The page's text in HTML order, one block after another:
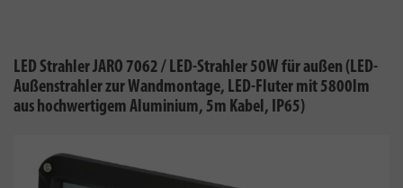
LED Strahler JARO 7062 / LED-Strahler 50W für außen (LED-
Außenstrahler zur Wandmontage, LED-Fluter mit 5800lm
aus hochwertigem Aluminium, 5m Kabel, IP65)